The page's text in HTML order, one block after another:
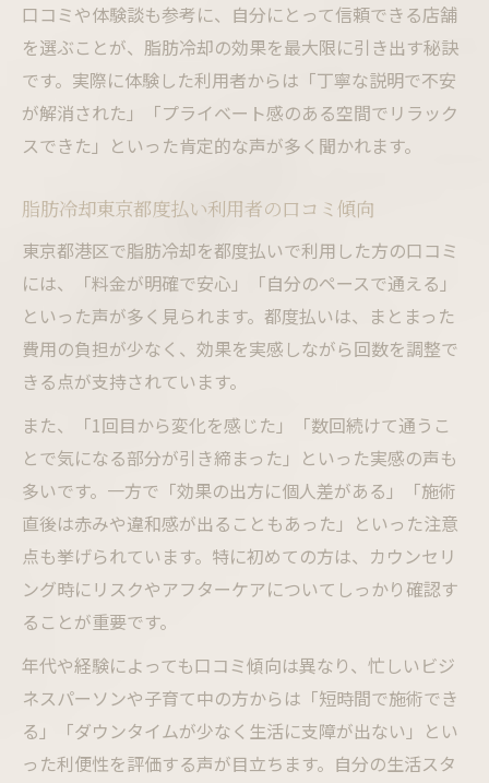
口コミや体験談も参考に、自分にとって信頼できる店舗
を選ぶことが、脂肪冷却の効果を最大限に引き出す秘訣
です。実際に体験した利用者からは「丁寧な説明で不安
が解消された」「プライベート感のある空間でリラック
スできた」といった肯定的な声が多く聞かれます。
脂肪冷却東京都度払い利用者の口コミ傾向
東京都港区で脂肪冷却を都度払いで利用した方の口コミ
には、「料金が明確で安心」「自分のペースで通える」
といった声が多く見られます。都度払いは、まとまった
費用の負担が少なく、効果を実感しながら回数を調整で
きる点が支持されています。
また、「1回目から変化を感じた」「数回続けて通うこ
とで気になる部分が引き締まった」といった実感の声も
多いです。一方で「効果の出方に個人差がある」「施術
直後は赤みや違和感が出ることもあった」といった注意
点も挙げられています。特に初めての方は、カウンセリ
ング時にリスクやアフターケアについてしっかり確認す
ることが重要です。
年代や経験によっても口コミ傾向は異なり、忙しいビジ
ネスパーソンや子育て中の方からは「短時間で施術でき
る」「ダウンタイムが少なく生活に支障が出ない」とい
った利便性を評価する声が目立ちます。自分の生活スタ